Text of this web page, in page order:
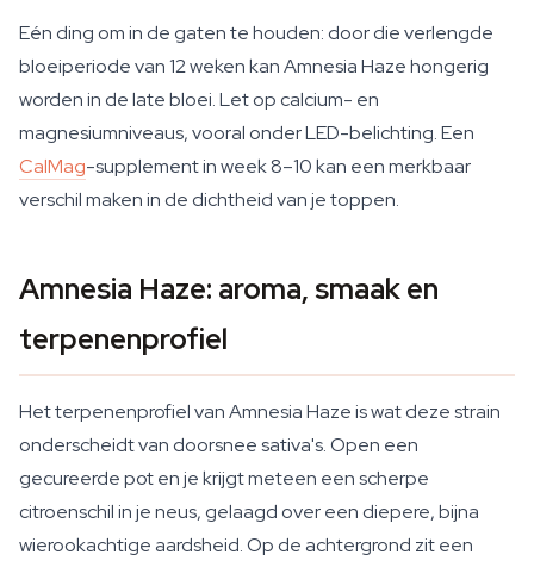
Eén ding om in de gaten te houden: door die verlengde
bloeiperiode van 12 weken kan Amnesia Haze hongerig
worden in de late bloei. Let op calcium- en
magnesiumniveaus, vooral onder LED-belichting. Een
CalMag-supplement in week 8–10 kan een merkbaar
verschil maken in de dichtheid van je toppen.
Amnesia Haze: aroma, smaak en
terpenenprofiel
Het terpenenprofiel van Amnesia Haze is wat deze strain
onderscheidt van doorsnee sativa's. Open een
gecureerde pot en je krijgt meteen een scherpe
citroenschil in je neus, gelaagd over een diepere, bijna
wierookachtige aardsheid. Op de achtergrond zit een